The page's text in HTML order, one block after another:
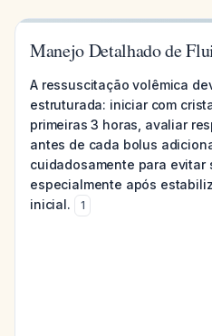
Manejo Detalhado de
A ressuscitação volêmica
estruturada: iniciar com
primeiras 3 horas, avaliar
antes de cada bolus
cuidadosamente para evitar
especialmente após
inicial.
1